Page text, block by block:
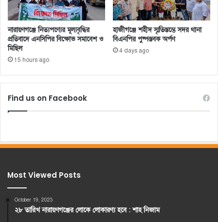
নারায়ণগঞ্জে নিত্যপণ্যের মূল্যবৃদ্ধির
প্রতিবাদে এনসিপির বিক্ষোভ সমাবেশ ও
মিছিল
15 hours ago
হাজীগঞ্জে শহীদ স্মৃতিস্তম্ভে সদর থানা
বিএনপির পুষ্পস্তবক অর্পণ
4 days ago
Find us on Facebook
Most Viewed Posts
October 19, 2023
২৮ তারিখ নারায়ণগঞ্জের লোকে লোকারণ্য হবে : শাহ নিজাম